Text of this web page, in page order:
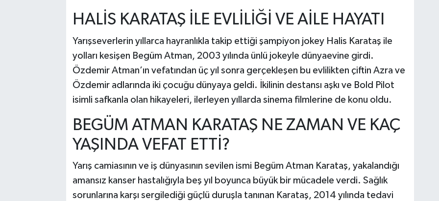
HALİS KARATAŞ İLE EVLİLİĞİ VE AİLE HAYATI
Yarışseverlerin yıllarca hayranlıkla takip ettiği şampiyon jokey Halis Karataş ile
yolları kesişen Begüm Atman, 2003 yılında ünlü jokeyle dünyaevine girdi.
Özdemir Atman’ın vefatından üç yıl sonra gerçekleşen bu evlilikten çiftin Azra ve
Özdemir adlarında iki çocuğu dünyaya geldi. İkilinin destansı aşkı ve Bold Pilot
isimli safkanla olan hikayeleri, ilerleyen yıllarda sinema filmlerine de konu oldu.
BEGÜM ATMAN KARATAŞ NE ZAMAN VE KAÇ
YAŞINDA VEFAT ETTİ?
Yarış camiasının ve iş dünyasının sevilen ismi Begüm Atman Karataş, yakalandığı
amansız kanser hastalığıyla beş yıl boyunca büyük bir mücadele verdi. Sağlık
sorunlarına karşı sergilediği güçlü duruşla tanınan Karataş, 2014 yılında tedavi